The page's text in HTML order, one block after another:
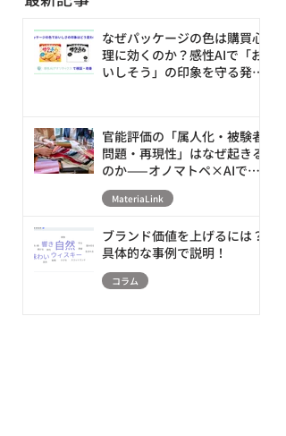
なぜパッケージの色は購買心
理に効くのか？感性AIで「お
いしそう」の印象を守る発売
官能評価の「属人化・被験者
問題・再現性」はなぜ起きる
のか——オノマトペ×AIで素
材の触感を数値化・シミュレ
ーションする新アプローチ
MateriaLink
ブランド価値を上げるには？
具体的な事例で説明！
コラム